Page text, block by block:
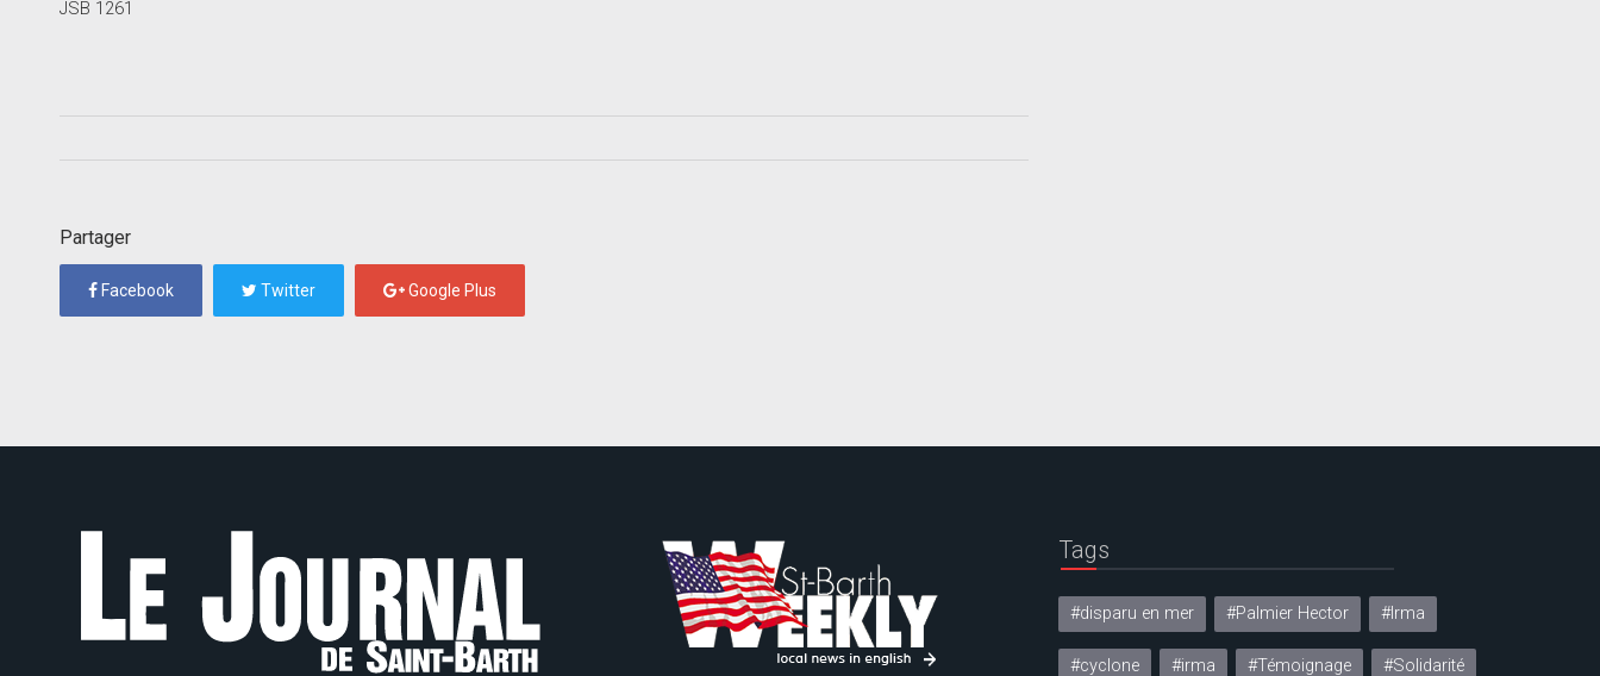
JSB 1261
Partager
Facebook Twitter Google Plus
Tags
#disparu en mer #Palmier Hector #Irma
#cyclone #irma #Témoignage #Solidarité